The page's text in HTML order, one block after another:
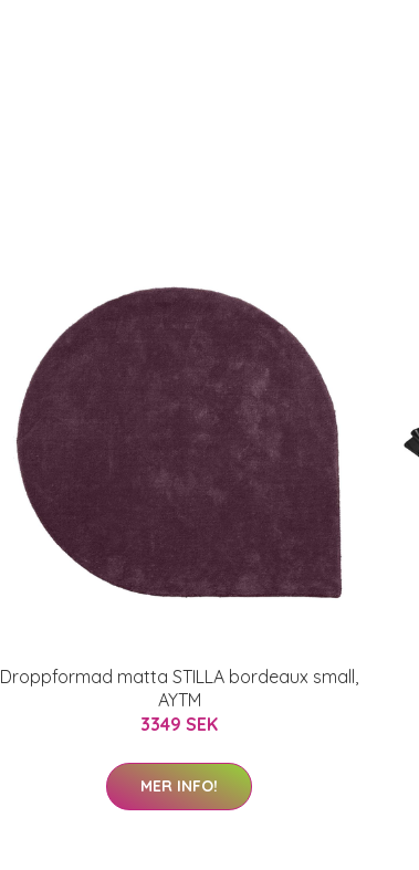
Droppformad matta STILLA bordeaux small,
AYTM
3349 SEK
MER INFO!